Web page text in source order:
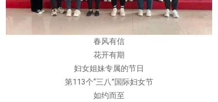
春风有信
花开有期
妇女姐妹专属的节日
第113个“三八”国际妇女节
如约而至